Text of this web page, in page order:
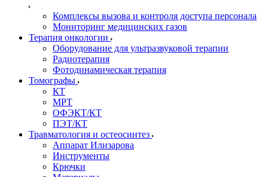
Комплексы вызова и контроля доступа персонала
Мониторинг медицинских газов
Терапия онкологии
Оборудование для ультразвуковой терапии
Радиотерапия
Фотодинамическая терапия
Томографы
КТ
МРТ
ОФЭКТ/КТ
ПЭТ/КТ
Травматология и остеосинтез
Аппарат Илизарова
Инструменты
Крючки